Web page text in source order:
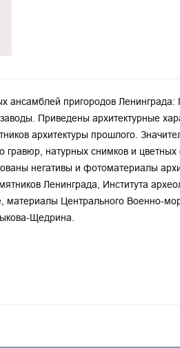
ансамблей пригородов Ленинграда:
Приведены архитектурные
архитектуры прошлого.
гравюр, натурных снимков и
негативы и фотоматериалы
Ленинграда, Института
Центрального Военно-
Щедрина.